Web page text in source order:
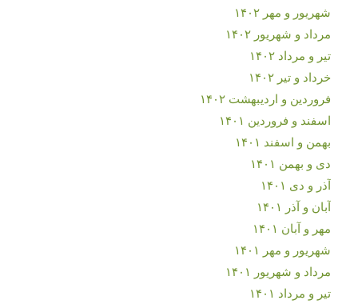
شهریور و مهر ۱۴۰۲
مرداد و شهریور ۱۴۰۲
تیر و مرداد ۱۴۰۲
خرداد و تیر ۱۴۰۲
فروردین و اردیبهشت ۱۴۰۲
اسفند و فروردین ۱۴۰۱
بهمن و اسفند ۱۴۰۱
دی و بهمن ۱۴۰۱
آذر و دی ۱۴۰۱
آبان و آذر ۱۴۰۱
مهر و آبان ۱۴۰۱
شهریور و مهر ۱۴۰۱
مرداد و شهریور ۱۴۰۱
تیر و مرداد ۱۴۰۱